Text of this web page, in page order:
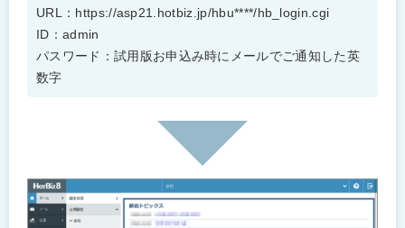
URL：https://asp21.hotbiz.jp/hbu****/hb_login.cgi
ID：admin
パスワード：試用版お申込み時にメールでご通知した英
数字